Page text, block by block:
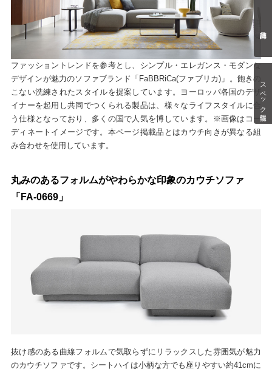
スペック情報
ファッショントレンドを参考とし、シンプル・エレガンス・モダンな
デザインが魅力のソファブランド「FaBBRiCa(ファブリカ)」。飽きの
こない洗練されたスタイルを提案しています。ヨーロッパ各国のデザ
イナーを起用し共同でつくられる製品は、様々なライフスタイルに合
う仕様となっており、多くの国で人気を博しています。※画像はコー
ディネートイメージです。本ページ掲載品とはカウチ向きが異なる組
み合わせを使用しています。
丸みのあるフォルムがやわらかな印象のカウチソファ
「FA-0669」
抜け感のある曲線フォルムで気取らずにリラックスした雰囲気が魅力
のカウチソファです。シートハイは小柄な方でも座りやすい約41cmに